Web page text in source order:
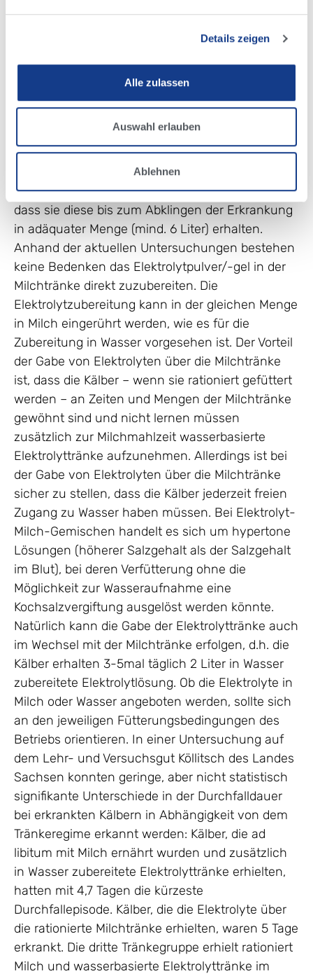
Details zeigen
Alle zulassen
Auswahl erlauben
Ablehnen
Konzentrationen an Elektrolyten, Glucose und
Ein Kalb mit Diarrhoe verliert zwischen 6 und 10
Litern Flüssigkeit täglich, d. h. 6-10 Liter
an die kranken Kälber vertränkt werden. Ob nun
exakt 7 oder 10 Liter gegeben werden müssen, ist
nebensächlich. Wichtiger ist, dass die Kälber
unverzüglich Elektrolyttränke bekommen und
dass sie diese bis zum Abklingen der Erkrankung
in adäquater Menge (mind. 6 Liter) erhalten.
Anhand der aktuellen Untersuchungen bestehen
keine Bedenken das Elektrolytpulver/-gel in der
Milchtränke direkt zuzubereiten. Die
Elektrolytzubereitung kann in der gleichen Menge
in Milch eingerührt werden, wie es für die
Zubereitung in Wasser vorgesehen ist. Der Vorteil
der Gabe von Elektrolyten über die Milchtränke
ist, dass die Kälber – wenn sie rationiert gefüttert
werden – an Zeiten und Mengen der Milchtränke
gewöhnt sind und nicht lernen müssen
zusätzlich zur Milchmahlzeit wasserbasierte
Elektrolyttränke aufzunehmen. Allerdings ist bei
der Gabe von Elektrolyten über die Milchtränke
sicher zu stellen, dass die Kälber jederzeit freien
Zugang zu Wasser haben müssen. Bei Elektrolyt-
Milch-Gemischen handelt es sich um hypertone
Lösungen (höherer Salzgehalt als der Salzgehalt
im Blut), bei deren Verfütterung ohne die
Möglichkeit zur Wasseraufnahme eine
Kochsalzvergiftung ausgelöst werden könnte.
Natürlich kann die Gabe der Elektrolyttränke auch
im Wechsel mit der Milchtränke erfolgen, d.h. die
Kälber erhalten 3-5mal täglich 2 Liter in Wasser
zubereitete Elektrolytlösung. Ob die Elektrolyte in
Milch oder Wasser angeboten werden, sollte sich
an den jeweiligen Fütterungsbedingungen des
Betriebs orientieren. In einer Untersuchung auf
dem Lehr- und Versuchsgut Köllitsch des Landes
Sachsen konnten geringe, aber nicht statistisch
signifikante Unterschiede in der Durchfalldauer
bei erkrankten Kälbern in Abhängigkeit von dem
Tränkeregime erkannt werden: Kälber, die ad
libitum mit Milch ernährt wurden und zusätzlich
in Wasser zubereitete Elektrolyttränke erhielten,
hatten mit 4,7 Tagen die kürzeste
Durchfallepisode. Kälber, die die Elektrolyte über
die rationierte Milchtränke erhielten, waren 5 Tage
erkrankt. Die dritte Tränkegruppe erhielt rationiert
Milch und wasserbasierte Elektrolyttränke im